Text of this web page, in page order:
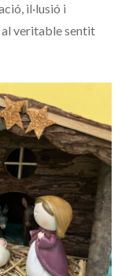
il·lusió i
veritable sentit